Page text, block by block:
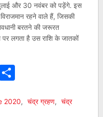
और 30 नवंबर को पड़ेंगे. इस
रहने वाले हैं, जिसकी
बरतने की जरूरत
पर लगता है उस राशि के जातकों
Share
2020, चंद्र ग्रहण, चंद्र